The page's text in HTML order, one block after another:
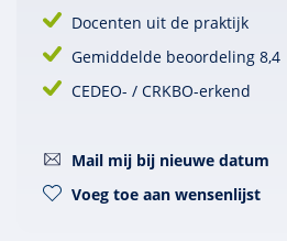
Docenten uit de praktijk
Gemiddelde beoordeling 8,4
CEDEO- / CRKBO-erkend
Mail mij bij nieuwe datum
Voeg toe aan wensenlijst